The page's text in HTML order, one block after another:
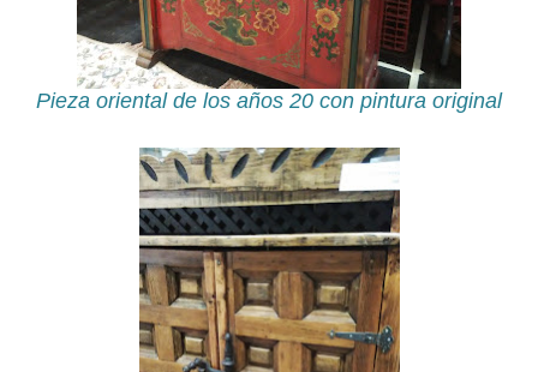
Pieza oriental de los años 20 con pintura original